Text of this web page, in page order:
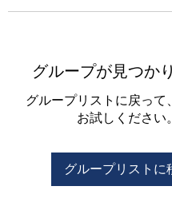
グループが見つか
グループリストに戻って
お試しください。
グループリストに